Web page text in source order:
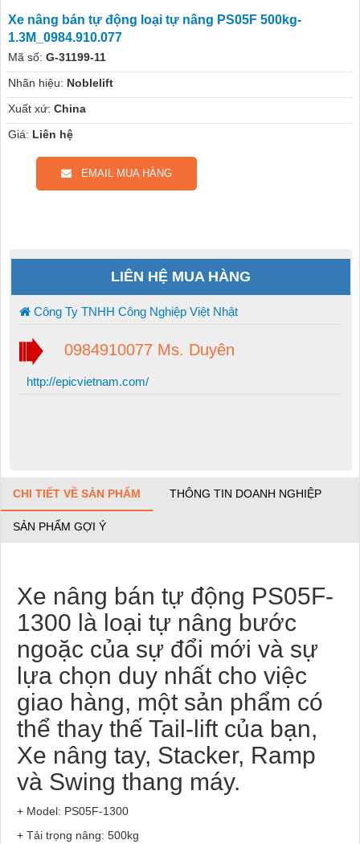
Xe nâng bán tự động loại tự nâng PS05F 500kg-
1.3M_0984.910.077
Mã số: G-31199-11
Nhãn hiệu: Noblelift
Xuất xứ: China
Giá: Liên hệ
EMAIL MUA HÀNG
LIÊN HỆ MUA HÀNG
Công Ty TNHH Công Nghiệp Việt Nhật
0984910077 Ms. Duyên
http://epicvietnam.com/
CHI TIẾT VỀ SẢN PHẨM THÔNG TIN DOANH NGHIỆP
SẢN PHẨM GỢI Ý
Xe nâng bán tự động PS05F-
1300 là loại tự nâng bước
ngoặc của sự đổi mới và sự
lựa chọn duy nhất cho việc
giao hàng, một sản phẩm có
thể thay thế Tail-lift của bạn,
Xe nâng tay, Stacker, Ramp
và Swing thang máy.
+ Model: PS05F-1300
+ Tải trọng nâng: 500kg